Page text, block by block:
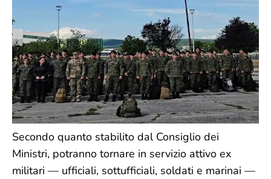
Secondo quanto stabilito dal Consiglio dei
Ministri, potranno tornare in servizio attivo ex
militari — ufficiali, sottufficiali, soldati e marinai —